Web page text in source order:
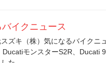
イクニュース
ズキ（株）気になるバイクニ
DucatiモンスターS2R、Ducati